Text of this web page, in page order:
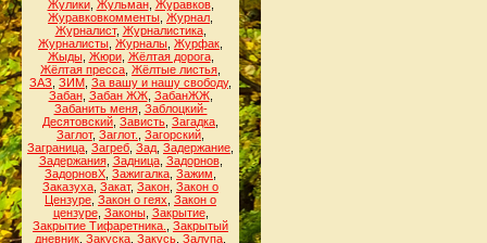
Жулики, Жульман, Журавков,
Журавковкомменты Журнал
Журналист, Журналистика,
Журналисты Журналы Журфак
Жыды, Жюри, Жёлтая дорога,
Жёлтая пресса Жёлтые листья
ЗАЗ ЗИМ За вашу и нашу свободу,
Забан, Забан ЖЖ, ЗабанЖЖ,
Забанить меня, Заблоцкий-
Десятовский Зависть Загадка
Заглот, Заглот. Загорский
Заграница Загреб Зад Задержание
Задержания, Задница, Задорнов,
ЗадорновХ Зажигалка Зажим
Заказуха Закат, Закон Закон о
Цензуре Закон о геях Закон о
цензуре, Законы, Закрытие,
Закрытие Тифаретника.
Закрытый
дневник Закуска Закусь Залупа